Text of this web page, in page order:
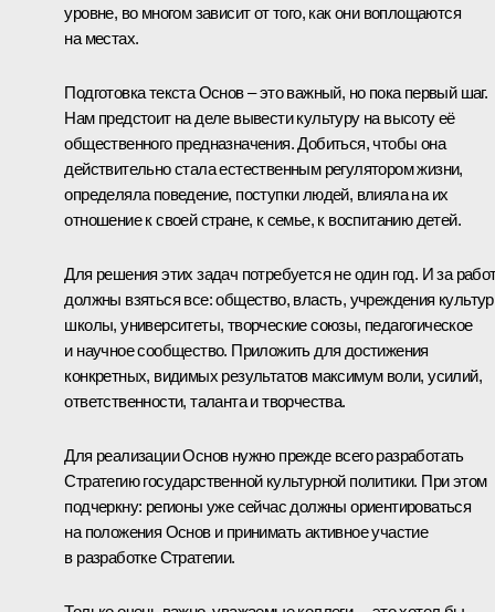
уровне, во многом зависит от того, как они воплощаются
на местах.
Подготовка текста Основ – это важный, но пока первый шаг.
Нам предстоит на деле вывести культуру на высоту её
общественного предназначения. Добиться, чтобы она
действительно стала естественным регулятором жизни,
определяла поведение, поступки людей, влияла на их
отношение к своей стране, к семье, к воспитанию детей.
Для решения этих задач потребуется не один год. И за
должны взяться все: общество, власть, учреждения
школы, университеты, творческие союзы, педагогическое
и научное сообщество. Приложить для достижения
конкретных, видимых результатов максимум воли, усилий,
ответственности, таланта и творчества.
Для реализации Основ нужно прежде всего разработать
Стратегию государственной культурной политики. При этом
подчеркну: регионы уже сейчас должны ориентироваться
на положения Основ и принимать активное участие
в разработке Стратегии.